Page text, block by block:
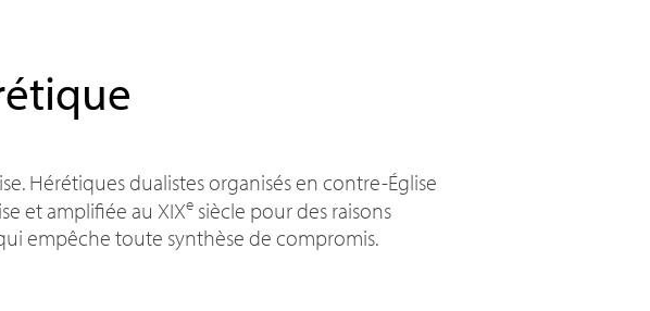
Hérétiques dualistes organisés en contre-Église
et amplifiée au XIXe siècle pour des raisons
empêche toute synthèse de compromis.